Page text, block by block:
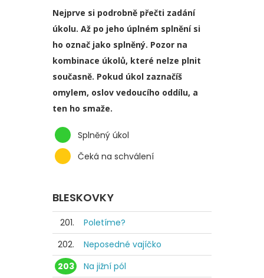
Nejprve si podrobně přečti zadání
úkolu. Až po jeho úplném splnění si
ho označ jako splněný. Pozor na
kombinace úkolů, které nelze plnit
současně. Pokud úkol zaznačíš
omylem, oslov vedoucího oddílu, a
ten ho smaže.
Splněný úkol
Čeká na schválení
BLESKOVKY
201.
Poletíme?
202.
Neposedné vajíčko
203
Na jižní pól